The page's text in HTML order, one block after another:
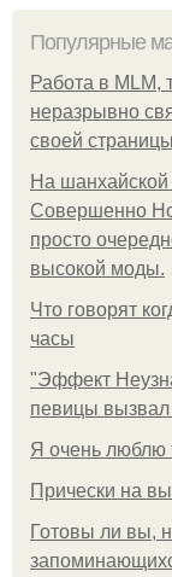
Популярные
Работа в MLM,
неразрывно
своей
На
Совершенно
просто
высокой моды.
Что говорят
часы
"Эффект
певицы вызвал
Я очень люблю
Прически на
Готовы ли вы,